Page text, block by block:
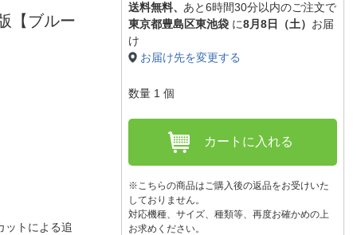
情報・店舗一覧
【ブルー
ットによる追
送料無料、 あと6時間30分以内のご注文で
東京都豊島区東池袋 に8月8日（土） お届
け
お届け先を変更する
数量 1 個
カートに入れる
※こちらの商品はご購入後の返品をお受けいた
しておりません。
対応機種、サイズ、種類等、再度お確かめの上
お求めください。